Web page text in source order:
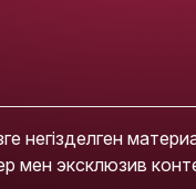
негізделген
мен эксклюзив